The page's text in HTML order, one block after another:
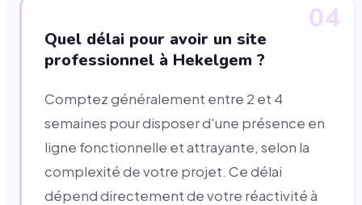
04
Quel délai pour avoir un site
professionnel à Hekelgem ?
Comptez généralement entre 2 et 4
semaines pour disposer d'une présence en
ligne fonctionnelle et attrayante, selon la
complexité de votre projet. Ce délai
dépend directement de votre réactivité à